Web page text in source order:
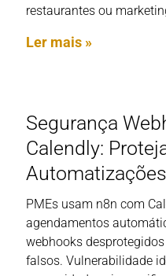
restaurantes ou
Ler mais »
Segurança
Calendly:
Automatizações
PMEs usam n8n com
agendamentos
webhooks
falsos. Vulnerabilidade